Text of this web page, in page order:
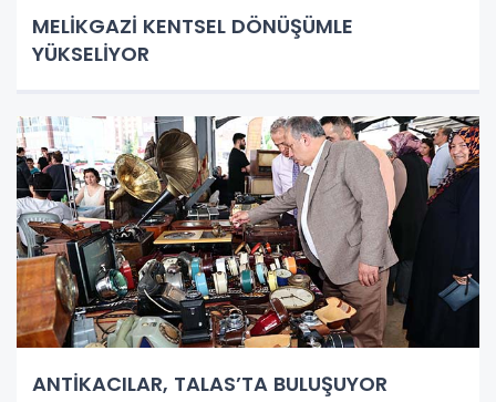
MELİKGAZİ KENTSEL DÖNÜŞÜMLE
YÜKSELİYOR
ANTİKACILAR, TALAS’TA BULUŞUYOR